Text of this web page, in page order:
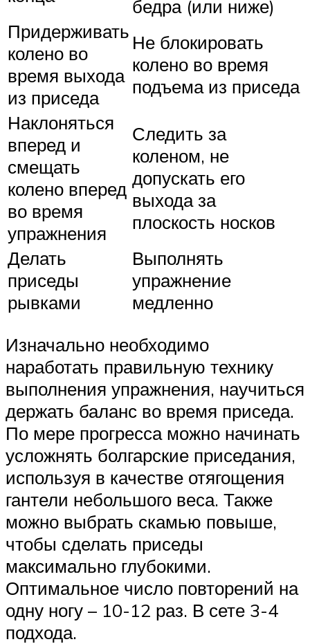
бедра (или ниже)
Придерживать
колено во
время выхода
из приседа
Не блокировать
колено во время
подъема из приседа
Наклоняться
вперед и
смещать
колено вперед
во время
упражнения
Следить за
коленом, не
допускать его
выхода за
плоскость носков
Делать
приседы
рывками
Выполнять
упражнение
медленно
Изначально необходимо
наработать правильную технику
выполнения упражнения, научиться
держать баланс во время приседа.
По мере прогресса можно начинать
усложнять болгарские приседания,
используя в качестве отягощения
гантели небольшого веса. Также
можно выбрать скамью повыше,
чтобы сделать приседы
максимально глубокими.
Оптимальное число повторений на
одну ногу – 10-12 раз. В сете 3-4
подхода.